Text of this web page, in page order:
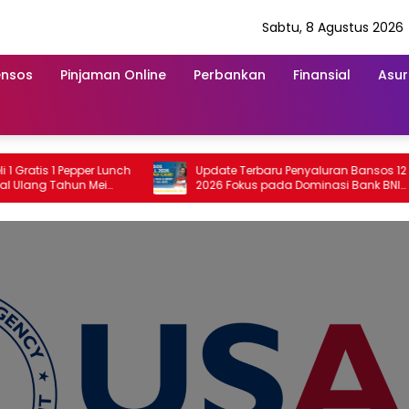
Sabtu, 8 Agustus 2026
Pinjaman Online Perbankan Finansial
Pepper Lunch
Mei
Update Terbaru Penyaluran Bansos 12 Mei
2026 Fokus pada Dominasi Bank BNI
serta Struk BRI